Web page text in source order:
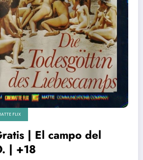
FLIX
| El campo del
| +18